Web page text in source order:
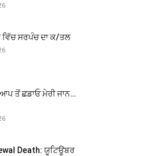
ਵਿੱਚ ਸਰਪੰਚ ਦਾ ਕ/ਤਲ
ਤੋਂ ਛਡਾਓ ਮੇਰੀ ਜਾਨ…
Death: ਯੂਟਿਊਬਰ